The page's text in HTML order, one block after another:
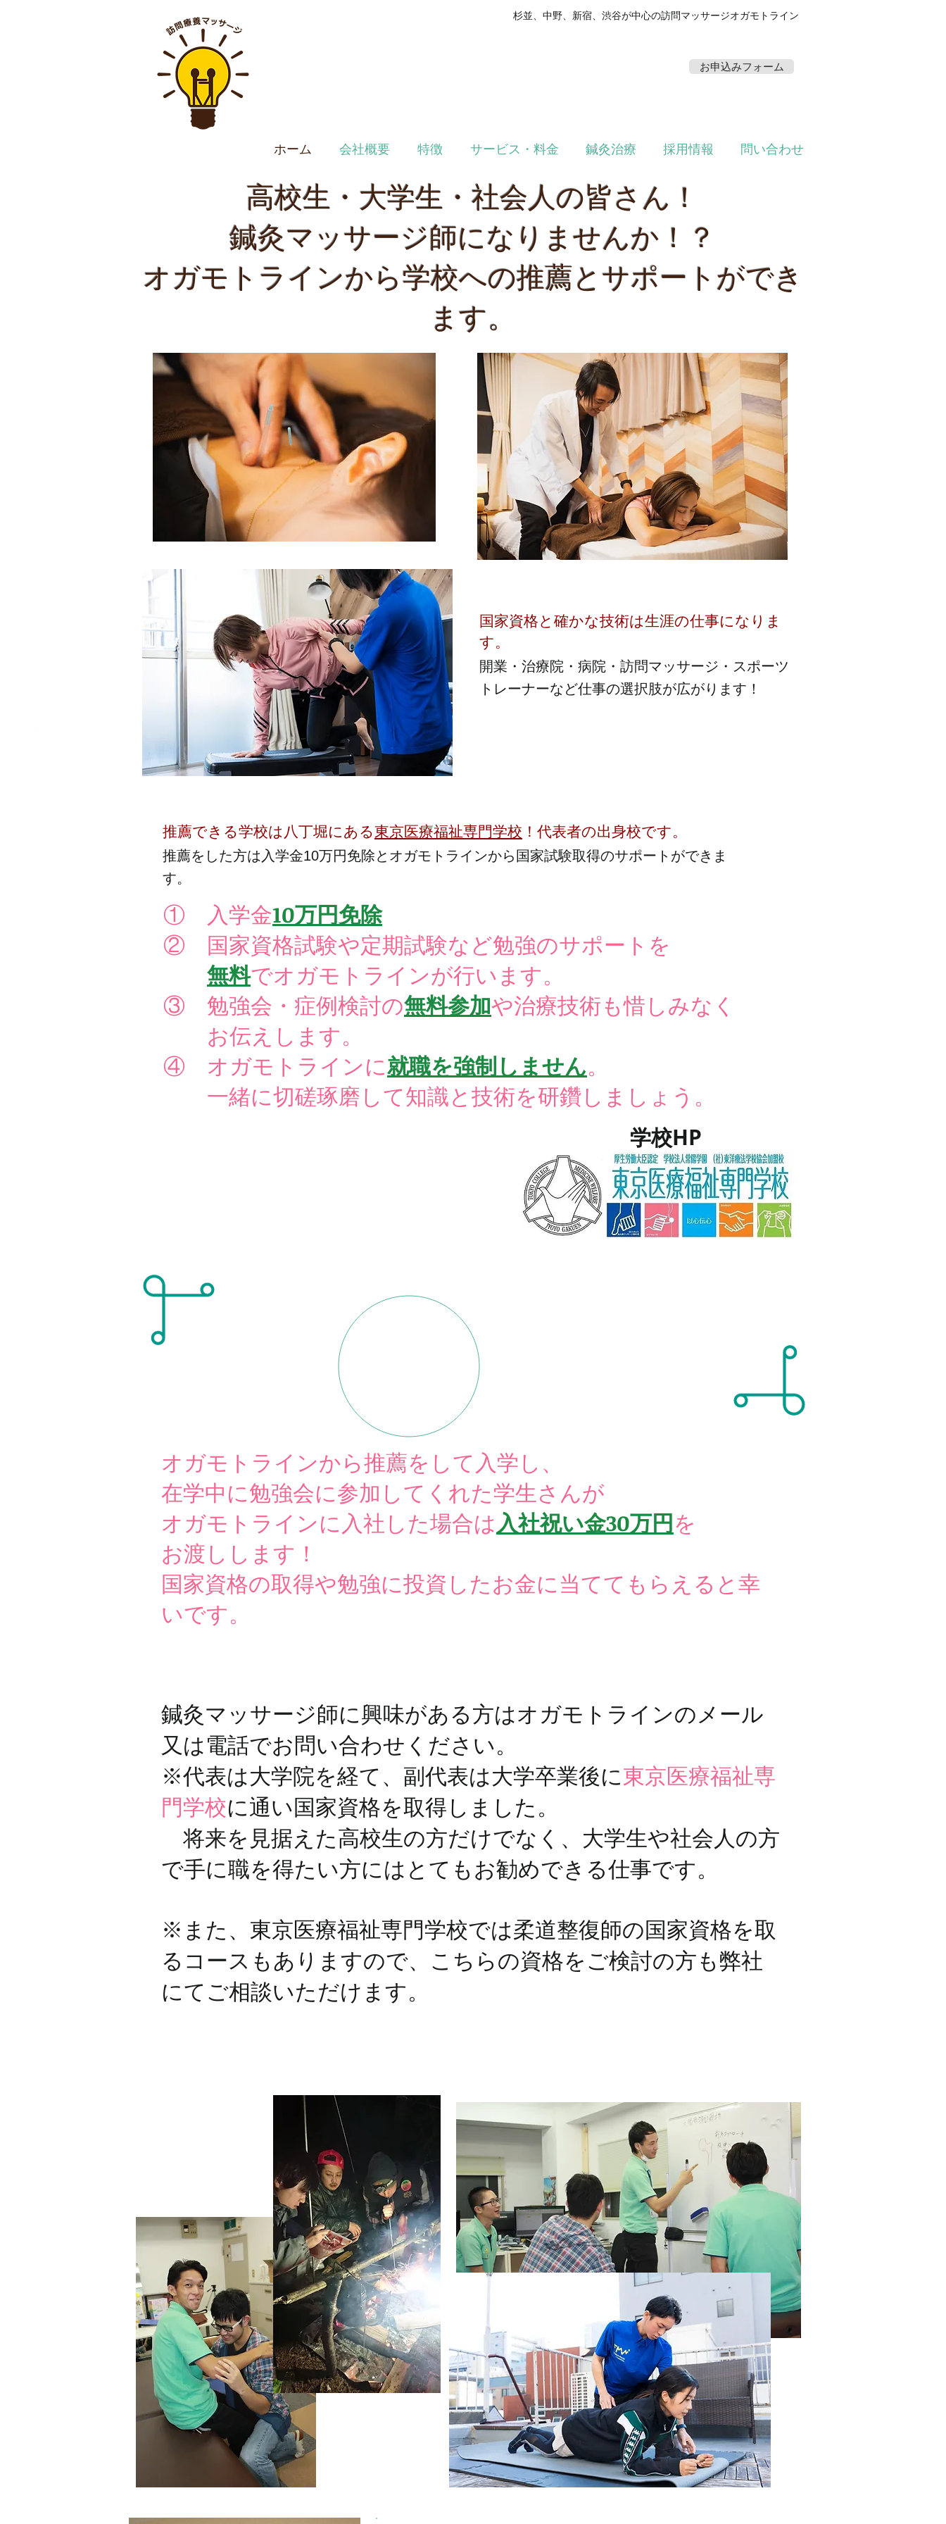
ホーム 会社概要 特徴 サービス・料金 鍼灸治療 採用情報 問い合わせ
お申込みフォーム
杉並、中野、新宿、渋谷が中心の訪問マッサージオガモトライン
高校生・大学生・社会人の皆さん！
​鍼灸マッサージ師になりませんか！？
​オガモトラインから学校への推薦とサポートができ
ます。
国家資格と確かな技術は生涯の仕事になりま
す。
開業・治療院・病院・訪問マッサージ・スポーツ
トレーナーなど仕事の選択肢が広がります！
推薦できる学校は八丁堀にある東京医療福祉専門学校 ！代表者の出身校です。
推薦をした方は入学金10万円免除とオガモトラインから国家試験取得のサポートができま
す。
① 入学金10万円免除
② 国家資格試験や定期試験など勉強のサポートを
無料でオガモトラインが行います。
③ 勉強会・症例検討の無料参加や治療技術も惜しみなく
お伝えします。
④ オガモトラインに就職を強制しません。
一緒に切磋琢磨して知識と技術を研鑽しましょう。
学校HP
さらに！
オガモトラインから推薦をして入学し、
在学中に勉強会に参加してくれた学生さんが
オガモトラインに入社した場合は入社祝い金30万円を
お渡しします！
​国家資格の取得や勉強に投資したお金に当ててもらえると幸
いです。
鍼灸マッサージ師に興味がある方はオガモトラインのメール
又は電話でお問い合わせください。
※代表は大学院を経て、副代表は大学卒業後に東京医療福祉専
門学校に通い国家資格を取得しました。
​ 将来を見据えた高校生の方だけでなく、大学生や社会人の方
で手に職を得たい方にはとてもお勧めできる仕事です。
​※また、東京医療福祉専門学校では柔道整復師の国家資格を取
るコースもありますので、こちらの資格をご検討の方も弊社
にてご相談いただけます。